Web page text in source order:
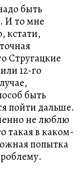
быть
И то мне
кстати,
Стругацкие
12-го
быть
пойти дальше.
не люблю
такая в каком-
попытка